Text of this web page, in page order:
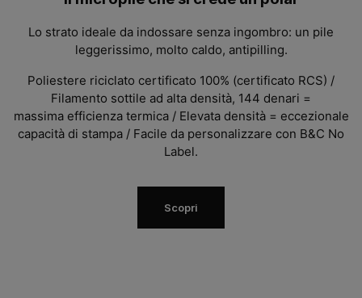
Lo strato ideale da indossare senza ingombro: un pile
leggerissimo, molto caldo, antipilling.
Poliestere riciclato certificato 100% (certificato RCS) /
Filamento sottile ad alta densità, 144 denari =
massimaefficienza termica /Elevata densità = eccezionale
capacità di stampa / Facile da personalizzare con B&C No
Label.
Scopri